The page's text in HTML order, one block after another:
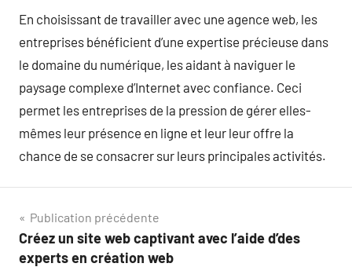
En choisissant de travailler avec une agence web, les
entreprises bénéficient d’une expertise précieuse dans
le domaine du numérique, les aidant à naviguer le
paysage complexe d’Internet avec confiance. Ceci
permet les entreprises de la pression de gérer elles-
mêmes leur présence en ligne et leur leur offre la
chance de se consacrer sur leurs principales activités.
Navigation
de
Publication précédente
Créez un site web captivant avec l’aide d’des
experts en création web